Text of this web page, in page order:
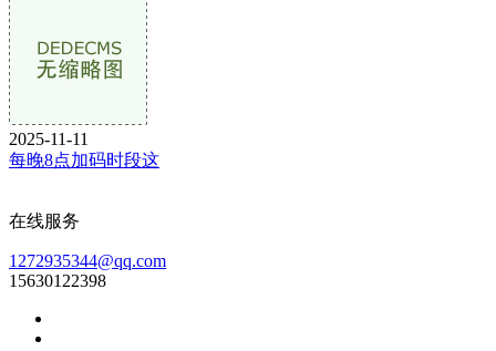
2025-11-11
每晚8点加码时段这
在线服务
1272935344@qq.com
15630122398